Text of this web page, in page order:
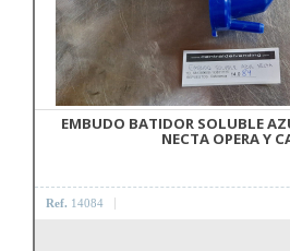
EMBUDO BATIDOR SOLUBLE
NECTA OPERA Y
Ref. 14084